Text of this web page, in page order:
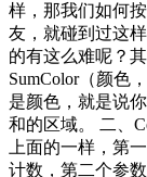
样，那我们如何
友，就碰到过这
的有这么难呢？
SumColor（颜色
是颜色，就是说
和的区域。 二、
上面的一样，第
计数，第二个参